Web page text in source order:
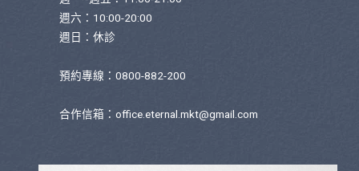
週六：10:00-20:00
週日：休診
預約專線：0800-882-200
合作信箱： office.eternal.mkt@gmail.com